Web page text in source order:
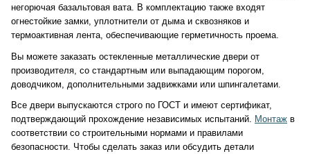
негорючая базальтовая вата. В комплектацию также входят
огнестойкие замки, уплотнители от дыма и сквозняков и
термоактивная лента, обеспечивающие герметичность проема.
Вы можете заказать остекленные металлические двери от
производителя, со стандартным или выпадающим порогом,
доводчиком, дополнительными задвижками или шпингалетами.
Все двери выпускаются строго по ГОСТ и имеют сертификат,
подтверждающий прохождение независимых испытаний. Монтаж в
соответствии со строительными нормами и правилами
безопасности. Чтобы сделать заказ или обсудить детали